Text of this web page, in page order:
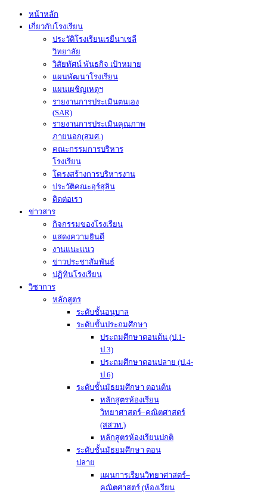
หน้าหลัก
เกี่ยวกับโรงเรียน
ประวัติโรงเรียนเรยีนาเชลี
วิทยาลัย
วิสัยทัศน์ พันธกิจ เป้าหมาย
แผนพัฒนาโรงเรียน
แผนเผชิญเหตุฯ
รายงานการประเมินตนเอง
(SAR)
รายงานการประเมินคุณภาพ
ภายนอก(สมศ.)
คณะกรรมการบริหาร
โรงเรียน
โครงสร้างการบริหารงาน
ประวัติคณะอุร์สุลิน
ติดต่อเรา
ข่าวสาร
กิจกรรมของโรงเรียน
แสดงความยินดี
งานแนะแนว
ข่าวประชาสัมพันธ์
ปฏิทินโรงเรียน
วิชาการ
หลักสูตร
ระดับชั้นอนุบาล
ระดับชั้นประถมศึกษา
ประถมศึกษาตอนต้น (ป.1-
ป.3)
ประถมศึกษาตอนปลาย (ป.4-
ป.6)
ระดับชั้นมัธยมศึกษา ตอนต้น
หลักสูตรห้องเรียน
วิทยาศาสตร์–คณิตศาสตร์
(สสวท.)
หลักสูตรห้องเรียนปกติ
ระดับชั้นมัธยมศึกษา ตอน
ปลาย
แผนการเรียนวิทยาศาสตร์–
คณิตศาสตร์ (ห้องเรียน